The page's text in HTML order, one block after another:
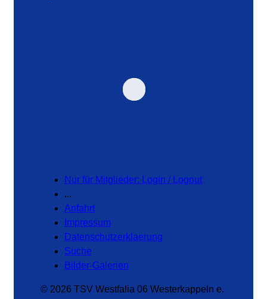
Nur für Mitglieder: Login / Logout
...
Anfahrt
Impressum
Datenschutzerklaerung
Suche
Bilder-Galerien
© 2026 TSV Westfalia 06 Westerkappeln e.